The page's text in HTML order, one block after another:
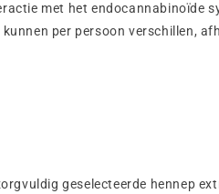
met het endocannabinoïde
per persoon verschillen,
geselecteerde hennep